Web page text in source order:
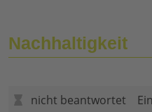
Nachhaltigkeit
nicht beantwortet